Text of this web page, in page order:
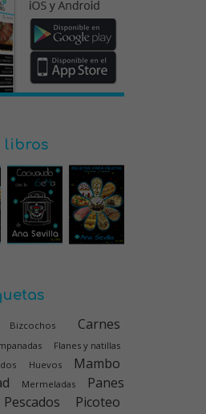
libros
Bizcochos Carnes
Flanes y natillas
Huevos
Mambo
Mermeladas
Panes
Pescados Picoteo